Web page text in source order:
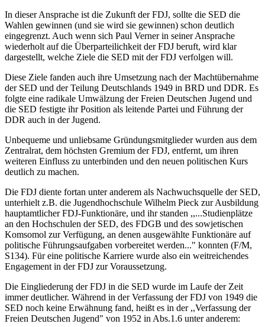
In dieser Ansprache ist die Zukunft der FDJ, sollte die SED die
Wahlen gewinnen (und sie wird sie gewinnen) schon deutlich
eingegrenzt. Auch wenn sich Paul Verner in seiner Ansprache
wiederholt auf die Überparteilichkeit der FDJ beruft, wird klar
dargestellt, welche Ziele die SED mit der FDJ verfolgen will.
Diese Ziele fanden auch ihre Umsetzung nach der Machtübernahme
der SED und der Teilung Deutschlands 1949 in BRD und DDR. Es
folgte eine radikale Umwälzung der Freien Deutschen Jugend und
die SED festigte ihr Position als leitende Partei und Führung der
DDR auch in der Jugend.
Unbequeme und unliebsame Gründungsmitglieder wurden aus dem
Zentralrat, dem höchsten Gremium der FDJ, entfernt, um ihren
weiteren Einfluss zu unterbinden und den neuen politischen Kurs
deutlich zu machen.
Die FDJ diente fortan unter anderem als Nachwuchsquelle der SED,
unterhielt z.B. die Jugendhochschule Wilhelm Pieck zur Ausbildung
hauptamtlicher FDJ-Funktionäre, und ihr standen ,,...Studienplätze
an den Hochschulen der SED, des FDGB und des sowjetischen
Komsomol zur Verfügung, an denen ausgewählte Funktionäre auf
politische Führungsaufgaben vorbereitet werden..." konnten (F/M,
S134). Für eine politische Karriere wurde also ein weitreichendes
Engagement in der FDJ zur Voraussetzung.
Die Eingliederung der FDJ in die SED wurde im Laufe der Zeit
immer deutlicher. Während in der Verfassung der FDJ von 1949 die
SED noch keine Erwähnung fand, heißt es in der ,,Verfassung der
Freien Deutschen Jugend" von 1952 in Abs.1.6 unter anderem: